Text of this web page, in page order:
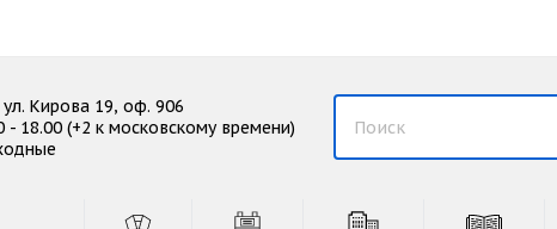
Кирова 19, оф. 906
- 18.00 (+2 к московскому времени)